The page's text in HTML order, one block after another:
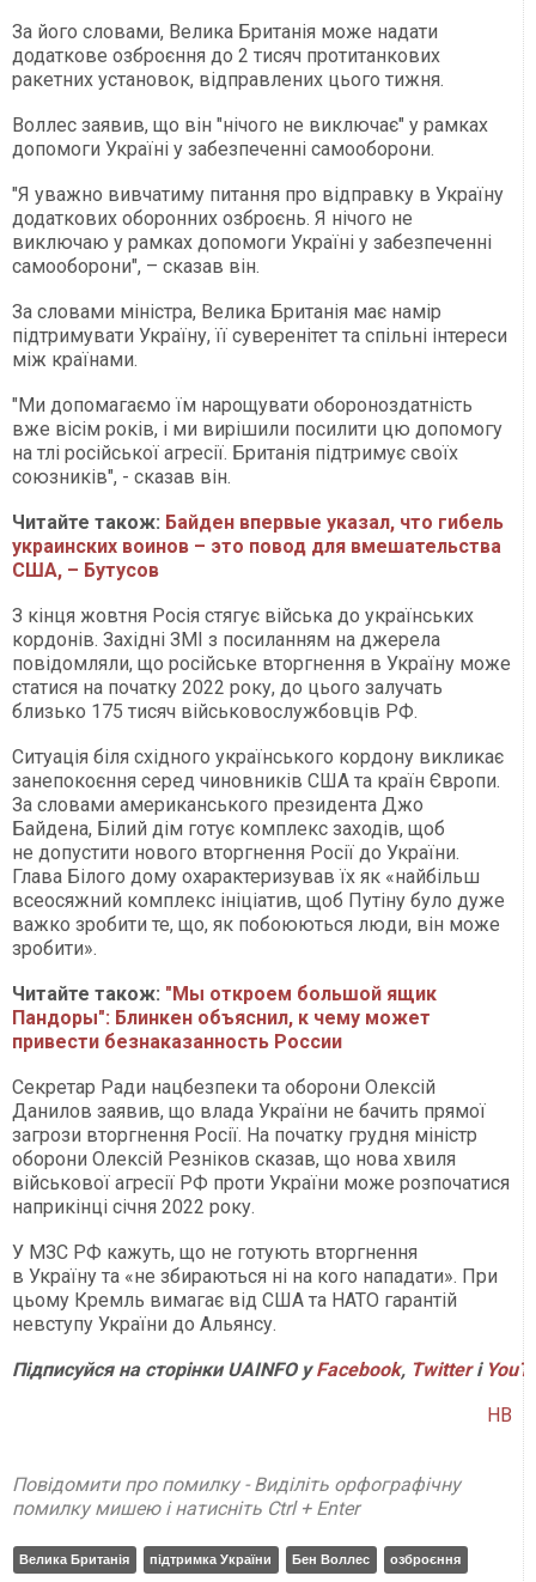
За його словами, Велика Британія може надати
додаткове озброєння до 2 тисяч протитанкових
ракетних установок, відправлених цього тижня.
Воллес заявив, що він "нічого не виключає" у рамках
допомоги Україні у забезпеченні самооборони.
"Я уважно вивчатиму питання про відправку в Україну
додаткових оборонних озброєнь. Я нічого не
виключаю у рамках допомоги Україні у забезпеченні
самооборони", – сказав він.
За словами міністра, Велика Британія має намір
підтримувати Україну, її суверенітет та спільні інтереси
між країнами.
"Ми допомагаємо їм нарощувати обороноздатність
вже вісім років, і ми вирішили посилити цю допомогу
на тлі російської агресії. Британія підтримує своїх
союзників", - сказав він.
Читайте також: Байден впервые указал, что гибель
украинских воинов – это повод для вмешательства
США, – Бутусов
З кінця жовтня Росія стягує війська до українських
кордонів. Західні ЗМІ з посиланням на джерела
повідомляли, що російське вторгнення в Україну може
статися на початку 2022 року, до цього залучать
близько 175 тисяч військовослужбовців РФ.
Ситуація біля східного українського кордону викликає
занепокоєння серед чиновників США та країн Європи.
За словами американського президента Джо
Байдена, Білий дім готує комплекс заходів, щоб
не допустити нового вторгнення Росії до України.
Глава Білого дому охарактеризував їх як «найбільш
всеосяжний комплекс ініціатив, щоб Путіну було дуже
важко зробити те, що, як побоюються люди, він може
зробити».
Читайте також: "Мы откроем большой ящик
Пандоры": Блинкен объяснил, к чему может
привести безнаказанность России
Секретар Ради нацбезпеки та оборони Олексій
Данилов заявив, що влада України не бачить прямої
загрози вторгнення Росії. На початку грудня міністр
оборони Олексій Резніков сказав, що нова хвиля
військової агресії РФ проти України може розпочатися
наприкінці січня 2022 року.
У МЗС РФ кажуть, що не готують вторгнення
в Україну та «не збираються ні на кого нападати». При
цьому Кремль вимагає від США та НАТО гарантій
невступу України до Альянсу.
Підписуйся на сторінки UAINFO уFacebook, Twitterі
НВ
Повідомити про помилку - Виділіть орфографічну
помилку мишею і натисніть Ctrl + Enter
Велика Британія підтримка України Бен Воллес озброєння